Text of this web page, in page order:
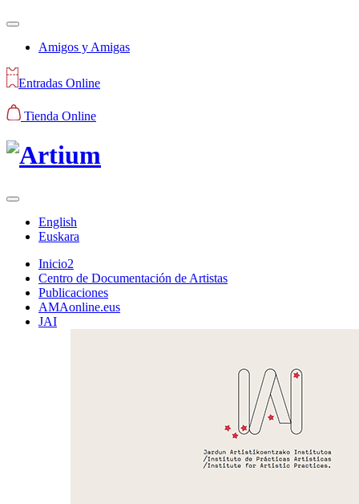
Amigos y Amigas
Entradas Online
Tienda Online
English
Euskara
Inicio2
Centro de Documentación de Artistas
Publicaciones
AMAonline.eus
JAI